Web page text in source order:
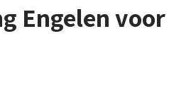
Engelen voor